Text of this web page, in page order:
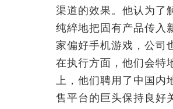
渠道的效果。他认为了
纯綷地把固有产品传入
家偏好手机游戏，公司
在执行方面，他们会特
上，他们聘用了中国内
售平台的巨头保持良好